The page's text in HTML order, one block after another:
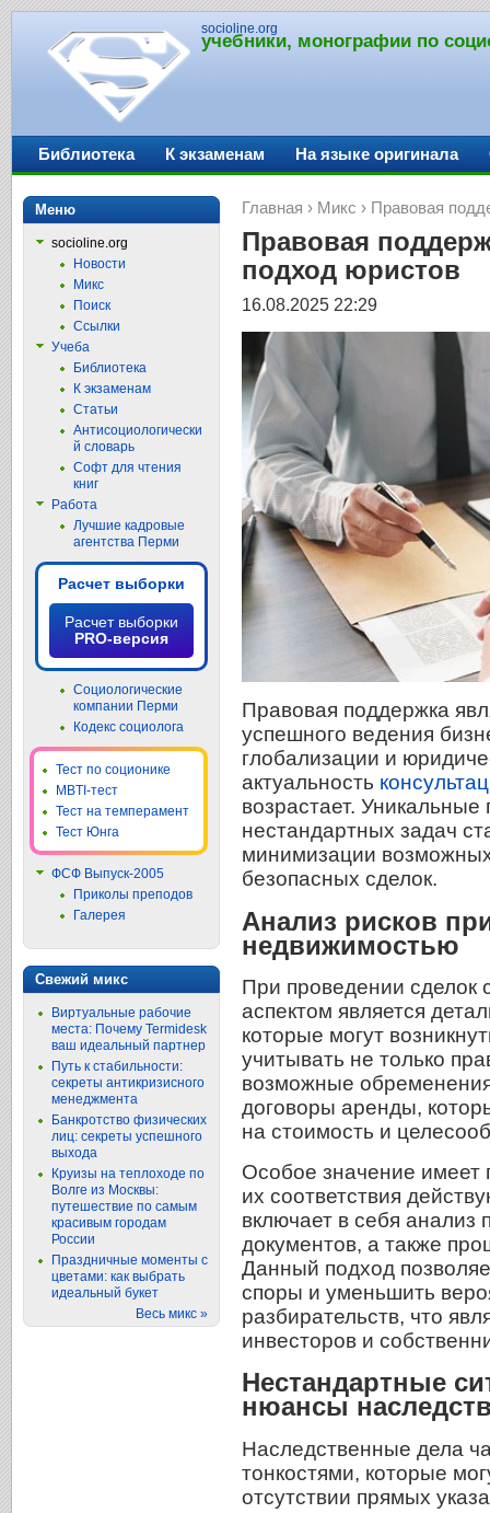
socioline.org
учебники, монографии по
Главная › Микс › Правовая
Правовая
подход юристов
16.08.2025 22:29
Правовая поддержка
успешного ведения
глобализации и
актуальность
возрастает.
нестандартных задач
минимизации
безопасных сделок.
Анализ рисков
недвижимостью
При проведении
аспектом является
которые могут
учитывать не только
возможные
договоры аренды,
на стоимость и
Особое значение имеет
их соответствия
включает в себя
документов, а также
Данный подход
споры и уменьшить
разбирательств, что
инвесторов и
Нестандартные
нюансы
Наследственные дела
тонкостями, которые
отсутствии прямых
Библиотека К экзаменам На языке оригинала
Меню
socioline.org
Новости
Микс
Поиск
Ссылки
Учеба
Библиотека
К экзаменам
Статьи
Антисоциологически
й словарь
Софт для чтения
книг
Работа
Лучшие кадровые
агентства Перми
Расчет выборки
Расчет выборки
PRO-версия
Социологические
компании Перми
Кодекс социолога
Тест по соционике
MBTI-тест
Тест на темперамент
Тест Юнга
ФСФ Выпуск-2005
Приколы преподов
Галерея
Свежий микс
Виртуальные рабочие
места: Почему Termidesk
ваш идеальный партнер
Путь к стабильности:
секреты антикризисного
менеджмента
Банкротство физических
лиц: секреты успешного
выхода
Круизы на теплоходе по
Волге из Москвы:
путешествие по самым
красивым городам
России
Праздничные моменты с
цветами: как выбрать
идеальный букет
Весь микс »